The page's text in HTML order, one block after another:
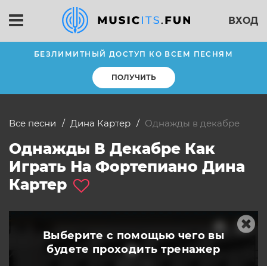
ВХОД
БЕЗЛИМИТНЫЙ ДОСТУП КО ВСЕМ ПЕСНЯМ
ПОЛУЧИТЬ
Все песни Дина Картер однажды в декабре
Однажды В Декабре Как
Играть На Фортепиано Дина
Картер
Выберите с помощью чего вы
будете проходить тренажер